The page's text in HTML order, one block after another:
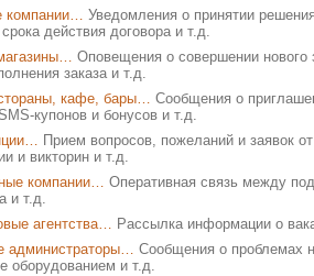
компании… Уведомления о принятии
действия договора и т.д.
Оповещения о совершении нового
заказа и т.д.
кафе, бары… Сообщения о
купонов и бонусов и т.д.
Прием вопросов, пожеланий и заявок
и викторин и т.д.
компании… Оперативная связь между
и т.д.
агентства… Рассылка информации о
администраторы… Сообщения о проблемах
оборудованием и т.д.